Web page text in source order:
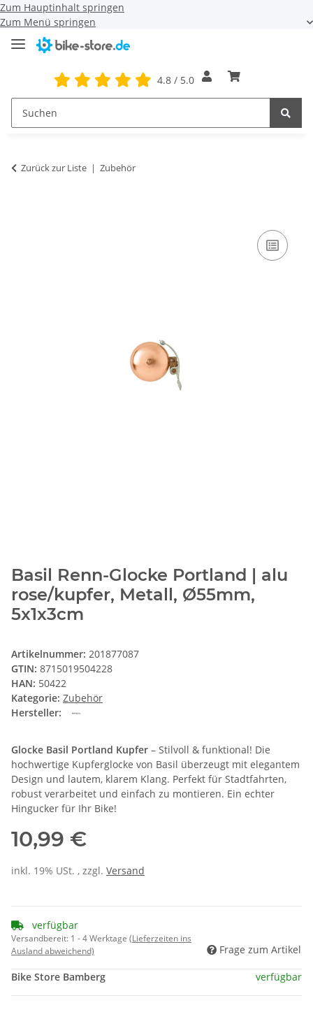
Zum Hauptinhalt springen
Zum Menü springen
4.8 / 5.0
Zurück zur Liste Zubehör
Basil Renn-Glocke Portland | alu
rose/kupfer, Metall, Ø55mm,
5x1x3cm
Artikelnummer: 201877087
GTIN: 8715019504228
HAN: 50422
Kategorie: Zubehör
Hersteller:
Glocke Basil Portland Kupfer – Stilvoll & funktional! Die
hochwertige Kupferglocke von Basil überzeugt mit elegantem
Design und lautem, klarem Klang. Perfekt für Stadtfahrten,
robust verarbeitet und einfach zu montieren. Ein echter
Hingucker für Ihr Bike!
10,99 €
inkl. 19% USt. , zzgl. Versand
verfügbar
Versandbereit: 1 - 4 Werktage (Lieferzeiten ins
Ausland abweichend)
Frage zum Artikel
Bike Store Bamberg verfügbar